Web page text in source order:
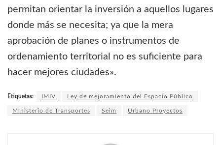
permitan orientar la inversión a aquellos lugares
donde más se necesita; ya que la mera
aprobación de planes o instrumentos de
ordenamiento territorial no es suficiente para
hacer mejores ciudades».
Etiquetas: IMIV Ley de mejoramiento del Espacio Público
Ministerio de Transportes Seim Urbano Proyectos